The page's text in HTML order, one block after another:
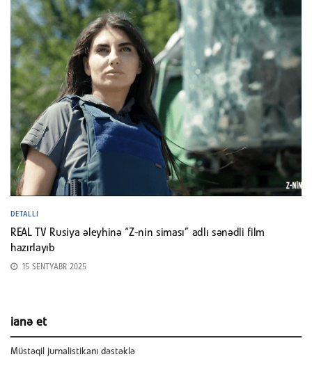
DETALLI
REAL TV Rusiya əleyhinə “Z-nin siması” adlı sənədli film
hazırlayıb
15 SENTYABR 2025
ianə et
Müstəqil jurnalistikanı dəstəklə